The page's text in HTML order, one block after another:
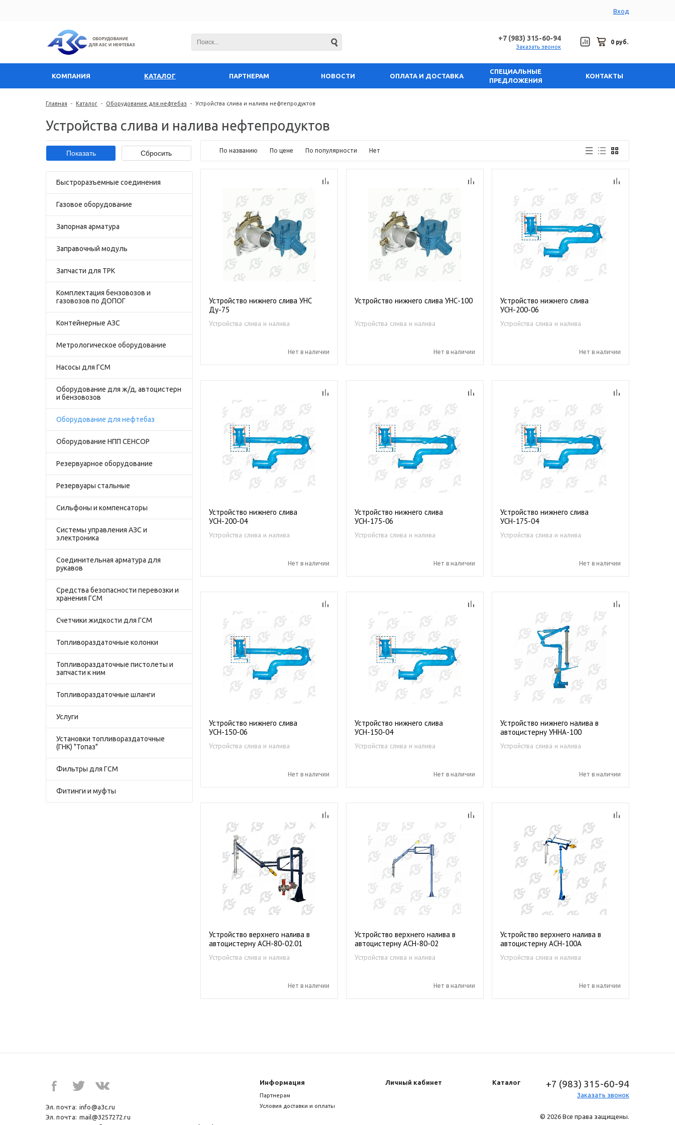
Вход
+7 (983) 315-60-94
Заказать звонок
0 руб.
КОМПАНИЯ КАТАЛОГ ПАРТНЕРАМ НОВОСТИ ОПЛАТА И ДОСТАВКА
СПЕЦИАЛЬНЫЕ
ПРЕДЛОЖЕНИЯ
КОНТАКТЫ
Главная - Каталог - Оборудование для нефтебаз - Устройства слива и налива нефтепродуктов
Устройства слива и налива нефтепродуктов
Быстроразъемные соединения
Газовое оборудование
Запорная арматура
Заправочный модуль
Запчасти для ТРК
Комплектация бензовозов и
газовозов по ДОПОГ
Контейнерные АЗС
Метрологическое оборудование
Насосы для ГСМ
Оборудование для ж/д, автоцистерн
и бензовозов
Оборудование для нефтебаз
Оборудование НПП СЕНСОР
Резервуарное оборудование
Резервуары стальные
Сильфоны и компенсаторы
Системы управления АЗС и
электроника
Соединительная арматура для
рукавов
Средства безопасности перевозки и
хранения ГСМ
Счетчики жидкости для ГСМ
Топливораздаточные колонки
Топливораздаточные пистолеты и
запчасти к ним
Топливораздаточные шланги
Услуги
Установки топливораздаточные
(ГНК) "Топаз"
Фильтры для ГСМ
Фитинги и муфты
По названию По цене По популярности Нет
Устройство нижнего слива УНС
Ду-75
Устройства слива и налива
Нет в наличии
Устройство нижнего слива УНС-100
Устройства слива и налива
Нет в наличии
Устройство нижнего слива
УСН-200-06
Устройства слива и налива
Нет в наличии
Устройство нижнего слива
УСН-200-04
Устройства слива и налива
Нет в наличии
Устройство нижнего слива
УСН-175-06
Устройства слива и налива
Нет в наличии
Устройство нижнего слива
УСН-175-04
Устройства слива и налива
Нет в наличии
Устройство нижнего слива
УСН-150-06
Устройства слива и налива
Нет в наличии
Устройство нижнего слива
УСН-150-04
Устройства слива и налива
Нет в наличии
Устройство нижнего налива в
автоцистерну УННА-100
Устройства слива и налива
Нет в наличии
Устройство верхнего налива в
автоцистерну АСН-80-02.01
Устройства слива и налива
Нет в наличии
Устройство верхнего налива в
автоцистерну АСН-80-02
Устройства слива и налива
Нет в наличии
Устройство верхнего налива в
автоцистерну АСН-100А
Устройства слива и налива
Нет в наличии
Эл. почта: info@a3c.ru
Эл. почта: mail@3257272.ru
Информация
Партнерам
Условия доставки и оплаты
Личный кабинет Каталог +7 (983) 315-60-94
Заказать звонок
© 2026 Все права защищены.